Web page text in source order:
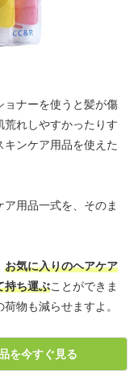
ョナーを使うと髪が傷
れしやすかったりす
ンケア用品を使えた
用品一式を、そのま
お気に入りのヘアケア
持ち運ぶことができま
物も減らせますよ。
を今すぐ見る